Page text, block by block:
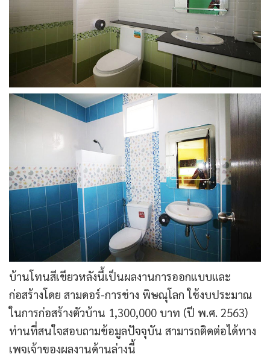
บ้านโทนสีเขียวหลังนี้เป็นผลงานการออกแบบและ
ก่อสร้างโดย สามดอร์-การช่าง พิษณุโลก ใช้งบประมาณ
ในการก่อสร้างตัวบ้าน 1,300,000 บาท (ปี พ.ศ. 2563)
ท่านที่สนใจสอบถามข้อมูลปัจจุบัน สามารถติดต่อได้ทาง
เพจเจ้าของผลงานด้านล่างนี้